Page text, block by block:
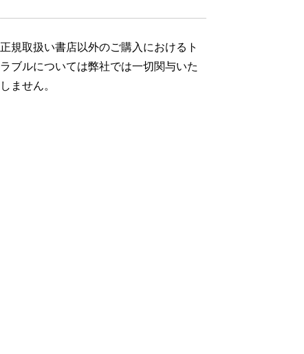
正規取扱い書店以外のご購入におけるト
ラブルについては弊社では一切関与いた
しません。